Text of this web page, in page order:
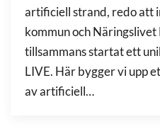
artificiell strand, redo att
kommun och
tillsammans startat ett
LIVE. Här bygger vi upp
av artificiell…